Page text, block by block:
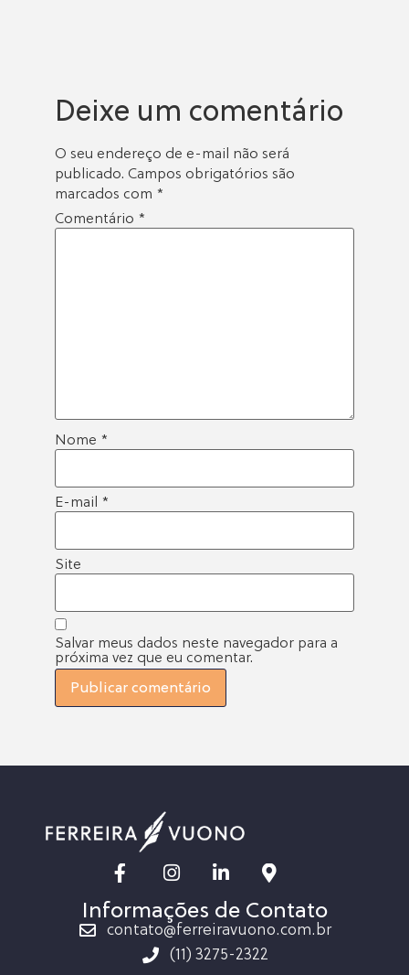
Deixe um comentário
O seu endereço de e-mail não será
publicado. Campos obrigatórios são
marcados com *
Comentário *
Nome *
E-mail *
Site
Salvar meus dados neste navegador para a
próxima vez que eu comentar.
Informações de Contato
contato@ferreiravuono.com.br
(11) 3275-2322